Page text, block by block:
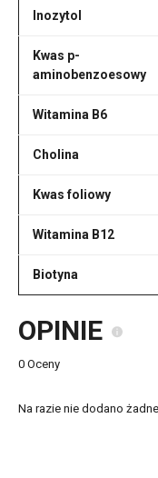
Inozytol
Kwas p-
aminobenzoesowy
Witamina B6
Cholina
Kwas foliowy
Witamina B12
Biotyna
OPINIE
0 Oceny
Na razie nie dodano